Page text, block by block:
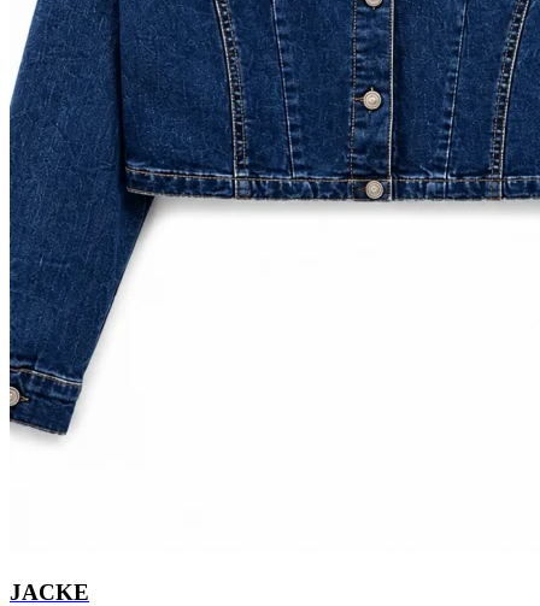
JACKE